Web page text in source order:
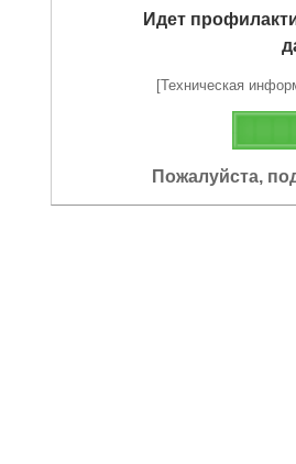
Идет
[Техническая
Пожалуйста,